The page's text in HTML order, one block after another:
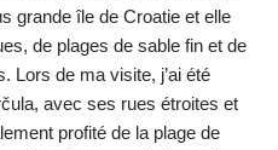
grande île de Croatie et elle
de plages de sable fin et de
Lors de ma visite, j’ai été
avec ses rues étroites et
profité de la plage de